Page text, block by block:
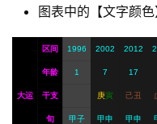
员
图表中的【文字颜
大运
区间 1996 2002 2012
年龄 1 7 17
干支 庚寅 己丑
旬 甲子 甲申 甲申